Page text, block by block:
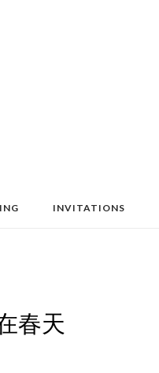
INVITATIONS
春天